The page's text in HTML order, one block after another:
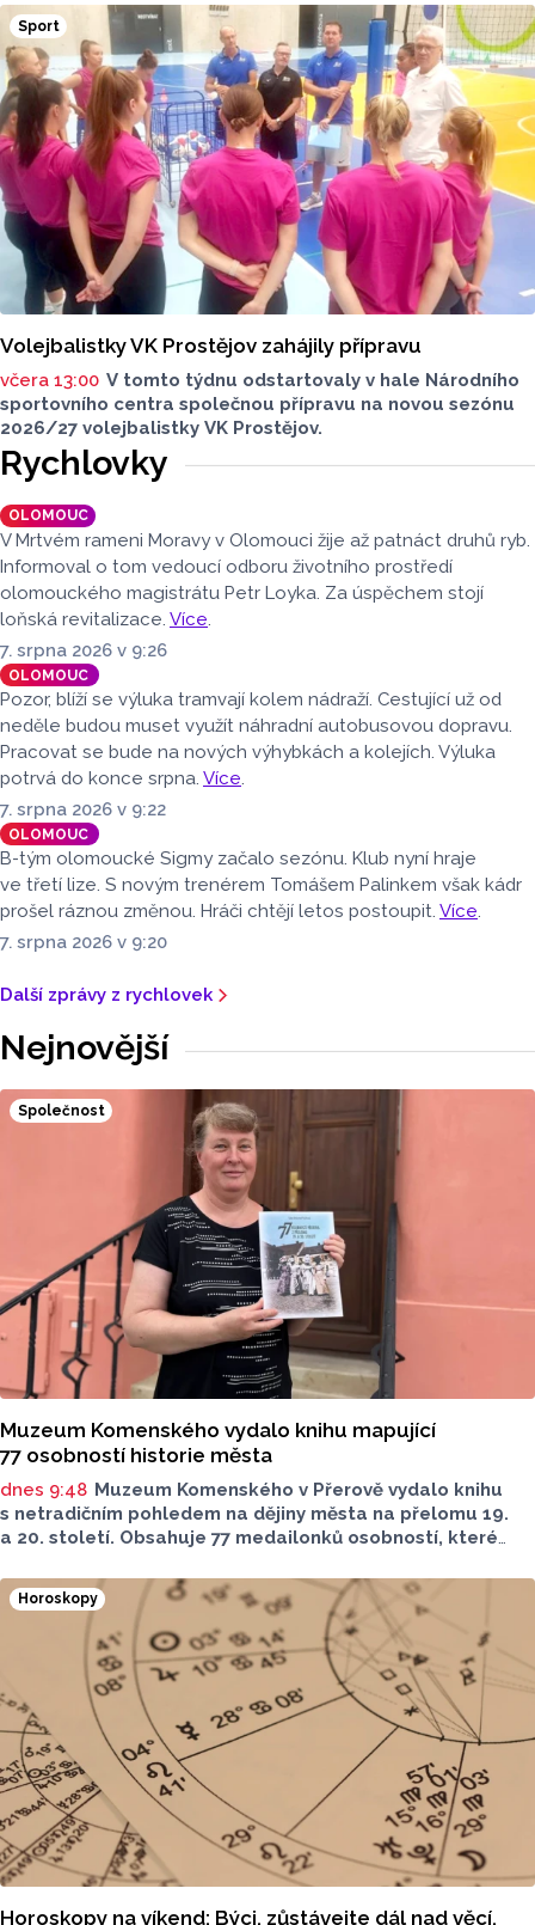
z norského HamKamu. Sigma to uvedla na svém webu,
o tom, na jak dlouho podepsal nov hráč smlouvu
neinformovala.
Sport
Volejbalistky VK Prostějov zahájily přípravu
včera 13:00 V tomto týdnu odstartovaly v hale Národního
sportovního centra společnou přípravu na novou sezónu
2026/27 volejbalistky VK Prostějov.
Rychlovky
OLOMOUC
V Mrtvém rameni Moravy v Olomouci žije až patnáct druhů ryb.
Informoval o tom vedoucí odboru životního prostředí
olomouckého magistrátu Petr Loyka. Za úspěchem stojí
loňská revitalizace. Více.
7. srpna 2026 v 9:26
OLOMOUC
Pozor, blíží se výluka tramvají kolem nádraží. Cestující už od
neděle budou muset využít náhradní autobusovou dopravu.
Pracovat se bude na nových výhybkách a kolejích. Výluka
potrvá do konce srpna. Více.
7. srpna 2026 v 9:22
OLOMOUC
B-tým olomoucké Sigmy začalo sezónu. Klub nyní hraje
ve třetí lize. S novým trenérem Tomášem Palinkem však kádr
prošel ráznou změnou. Hráči chtějí letos postoupit. Více.
7. srpna 2026 v 9:20
Další zprávy z rychlovek
Nejnovější
Společnost
Muzeum Komenského vydalo knihu mapující
77 osobností historie města
dnes 9:48 Muzeum Komenského v Přerově vydalo knihu
s netradičním pohledem na dějiny města na přelomu 19.
a 20. století. Obsahuje 77 medailonků osobností, které
jsou doplněny dobovými snímky. Podle autorky publikace
Šárky Krákorové Pajůrkové tomu předcházelo 13 let
pátrání po jejich osudech. Kniha vychází u příležitosti
letošního 770. výročí povýšení Přerova na královské město,
sdělila ČTK mluvčí radnice Lenka Chalupová.
Horoskopy
Horoskopy na víkend: Býci, zůstávejte dál nad věcí.